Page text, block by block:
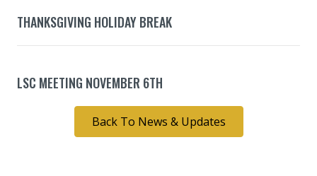
THANKSGIVING HOLIDAY BREAK
LSC MEETING NOVEMBER 6TH
Back To News & Updates